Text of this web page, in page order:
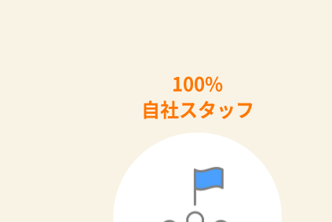
100%
自社スタッフ